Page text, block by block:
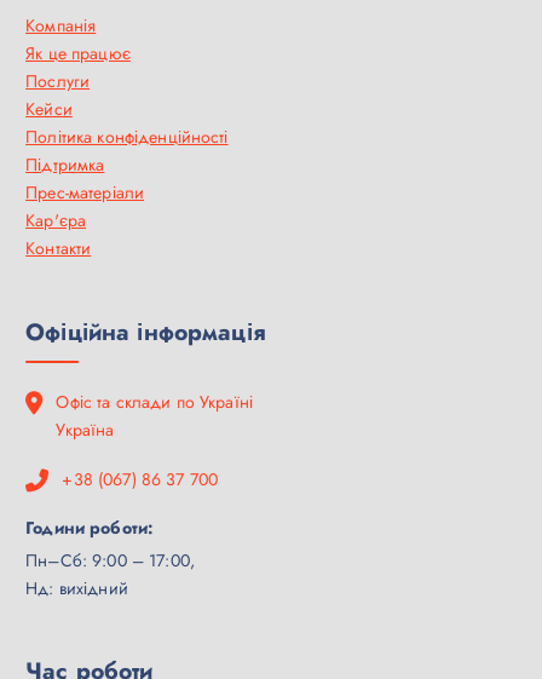
Компанія
Як це працює
Послуги
Кейси
Політика конфіденційності
Підтримка
Прес-матеріали
Кар'єра
Контакти
Офіційна інформація
Офіс та склади по Україні
Україна
+38 (067) 86 37 700
Години роботи:
Пн–Сб: 9:00 – 17:00,
Нд: вихідний
Час роботи